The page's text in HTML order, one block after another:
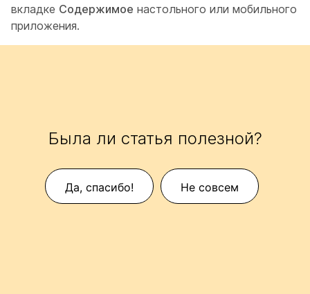
вкладке Содержимое настольного или мобильного
приложения.
Была ли статья полезной?
Да, спасибо! Не совсем